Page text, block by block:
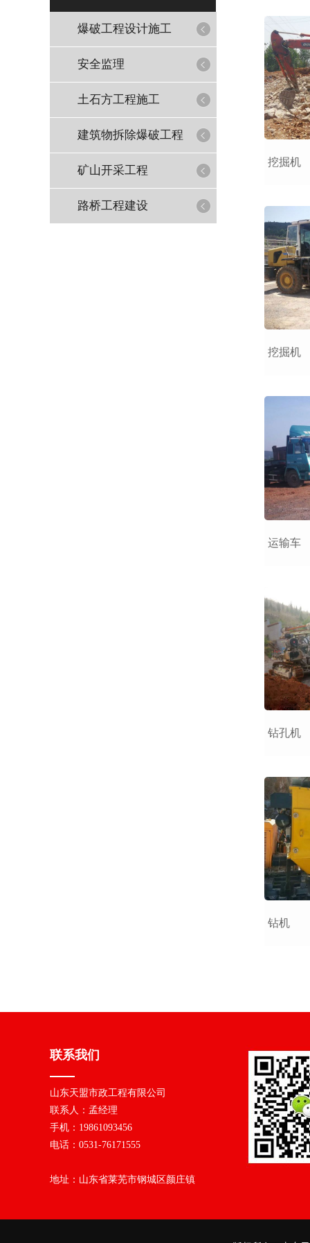
爆破工程设计施工
安全监理
土石方工程施工
建筑物拆除爆破工程
矿山开采工程
路桥工程建设
挖掘机
挖掘机
运输车
钻孔机
​钻机
联系我们
山东天盟市政工程有限公司
联系人：孟经理
手机：19861093456
电话：0531-76171555
地址：山东省莱芜市钢城区颜庄镇